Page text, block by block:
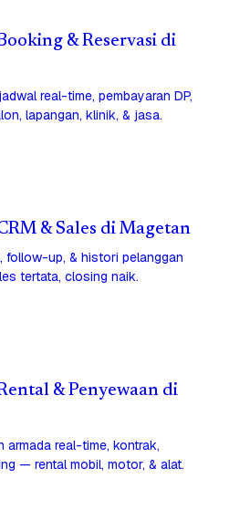
& Reservasi di
real-time, pembayaran DP,
lapangan, klinik, & jasa.
& Sales di Magetan
follow-up, & histori pelanggan
tertata, closing naik.
& Penyewaan di
armada real-time, kontrak,
— rental mobil, motor, & alat.